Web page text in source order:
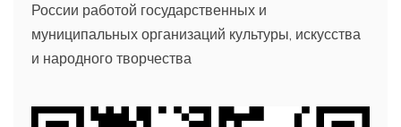
России работой государственных и
муниципальных организаций культуры, искусства
и народного творчества